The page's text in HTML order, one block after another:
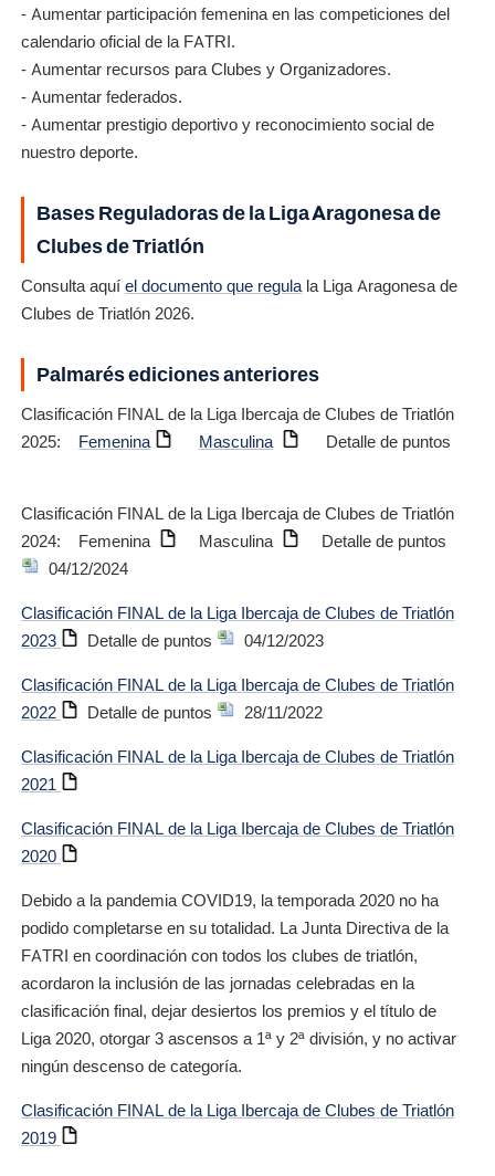
- Aumentar participación femenina en las competiciones del
calendario oficial de la FATRI.
- Aumentar recursos para Clubes y Organizadores.
- Aumentar federados.
- Aumentar prestigio deportivo y reconocimiento social de
nuestro deporte.
Bases Reguladoras de la Liga Aragonesa de
Clubes de Triatlón
Consulta aquíel documento que regulala Liga Aragonesa de
Clubes de Triatlón 2026.
Palmarés ediciones anteriores
Clasificación FINAL de la Liga Ibercaja de Clubes de Triatlón
2025: Femenina Masculina Detalle de puntos
Clasificación FINAL de la Liga Ibercaja de Clubes de Triatlón
2024: Femenina
Masculina
Detalle de puntos
04/12/2024
Clasificación FINAL de la Liga Ibercaja de Clubes de Triatlón
2023
Detalle de puntos
04/12/2023
Clasificación FINAL de la Liga Ibercaja de Clubes de Triatlón
2022
Detalle de puntos
28/11/2022
Clasificación FINAL de la Liga Ibercaja de Clubes de Triatlón
2021
Clasificación FINAL de la Liga Ibercaja de Clubes de Triatlón
2020
Debido a la pandemia COVID19, la temporada 2020 no ha
podido completarse en su totalidad. La Junta Directiva de la
FATRI en coordinación con todos los clubes de triatlón,
acordaron la inclusión de las jornadas celebradas en la
clasificación final, dejar desiertos los premios y el título de
Liga 2020, otorgar 3 ascensos a 1ª y 2ª división, y no activar
ningún descenso de categoría.
Clasificación FINAL de la Liga Ibercaja de Clubes de Triatlón
2019